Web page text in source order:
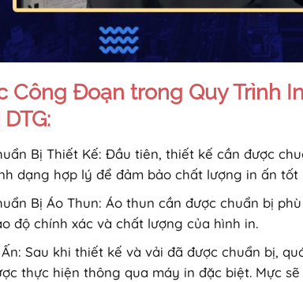
Công Đoạn trong Quy Trình
Bị Thiết Kế: Đầu tiên, thiết kế cần được
dạng hợp lý để đảm bảo chất lượng in ấn tốt
Bị Áo Thun: Áo thun cần được chuẩn bị
độ chính xác và chất lượng của hình in.
Ấn: Sau khi thiết kế và vải đã được chuẩn bị,
thực hiện thông qua máy in đặc biệt. Mực